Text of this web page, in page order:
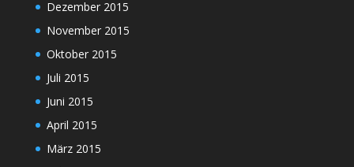
Dezember 2015
November 2015
Oktober 2015
Juli 2015
Juni 2015
April 2015
März 2015